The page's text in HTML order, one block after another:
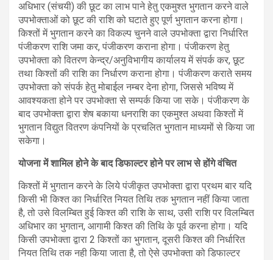
अधिभार (संचयी) की छूट का लाभ पाने हेतु एकमुश्त भुगतान करने वाले
उपभोक्ताओं को छूट की राशि को घटाते हुए पूर्ण भुगतान करना होगा।
किश्तों में भुगतान करने का विकल्प चुनने वाले उपभोक्ता द्वारा निर्धारित
पंजीकरण राशि जमा कर, पंजीकरण कराना होगा। पंजीकरण हेतु
उपभोक्ता को वितरण केन्द्र/अनुविभागीय कार्यालय में संपर्क कर, छूट
तथा किश्तों की राशि का निर्धारण कराना होगा। पंजीकरण कराते समय
उपभोक्ता को संपर्क हेतु मोबाईल नम्बर देना होगा, जिससे भविष्य में
आवश्यकता होने पर उपभोक्ता से सम्पर्क किया जा सके। पंजीकरण के
बाद उपभोक्ता द्वारा शेष बकाया धनराशि का एकमुश्त अथवा किश्तों में
भुगतान विद्युत वितरण कंपनियों के प्रचलित भुगतान माध्यमों से किया जा
सकेगा।
योजना में शामिल होने के बाद डिफाल्टर होने पर लाभ से होंगे वंचित
किश्तों में भुगतान करने के लिये पंजीकृत उपभोक्ता द्वारा प्रथम बार यदि
किसी भी किश्त का निर्धारित नियत तिथि तक भुगतान नहीं किया जाता
है, तो उसे विलम्बित हुई किश्त की राशि के साथ, उसी राशि पर विलम्बित
अधिभार का भुगतान, आगामी किश्त की तिथि के पूर्व करना होगा। यदि
किसी उपभोक्ता द्वारा 2 किश्तों का भुगतान, दूसरी किश्त की निर्धारित
नियत तिथि तक नही किया जाता है, तो ऐसे उपभोक्ता को डिफाल्टर